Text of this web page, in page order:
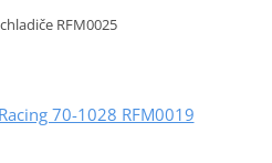
RFM0025
70-1028 RFM0019